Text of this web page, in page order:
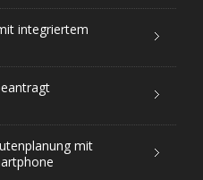
integriertem
mit